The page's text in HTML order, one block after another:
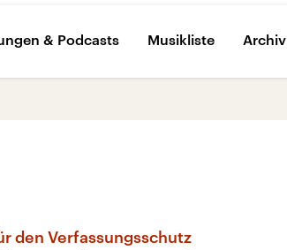
& Podcasts Musikliste Archiv
den Verfassungsschutz